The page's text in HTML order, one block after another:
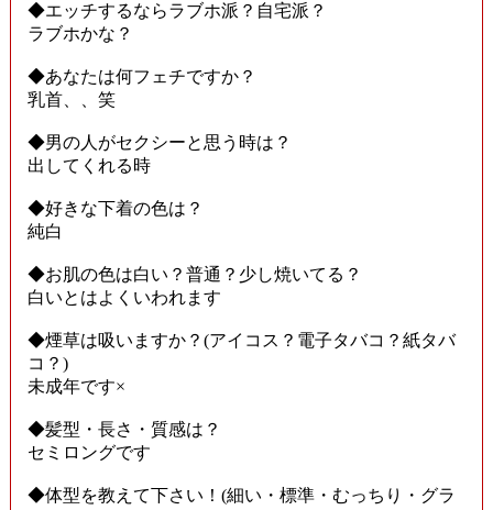
◆エッチするならラブホ派？自宅派？
ラブホかな？
◆あなたは何フェチですか？
乳首、、笑
◆男の人がセクシーと思う時は？
出してくれる時
◆好きな下着の色は？
純白
◆お肌の色は白い？普通？少し焼いてる？
白いとはよくいわれます
◆煙草は吸いますか？(アイコス？電子タバコ？紙タバ
コ？)
未成年です×
◆髪型・長さ・質感は？
セミロングです
◆体型を教えて下さい！(細い・標準・むっちり・グラ